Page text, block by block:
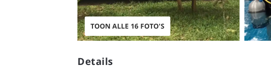
TOON ALLE 16 FOTO'S
Details